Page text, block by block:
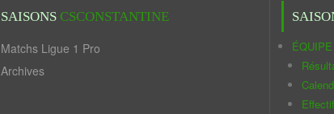
SAISONS CSCONSTANTINE
Matchs Ligue 1 Pro
Archives